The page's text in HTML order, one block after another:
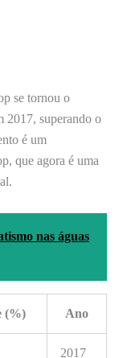
se tornou o
2017, superando o
é um
que agora é uma
nas águas
(%) Ano
2017